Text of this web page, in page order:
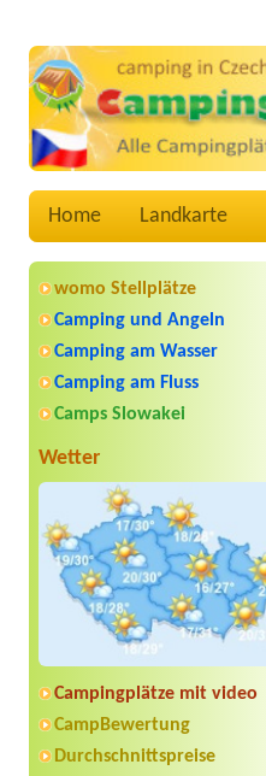
Home Landkarte
womo Stellplätze
Camping und Angeln
Camping am Wasser
Camping am Fluss
Camps Slowakei
Wetter
Campingplätze mit video
CampBewertung
Durchschnittspreise